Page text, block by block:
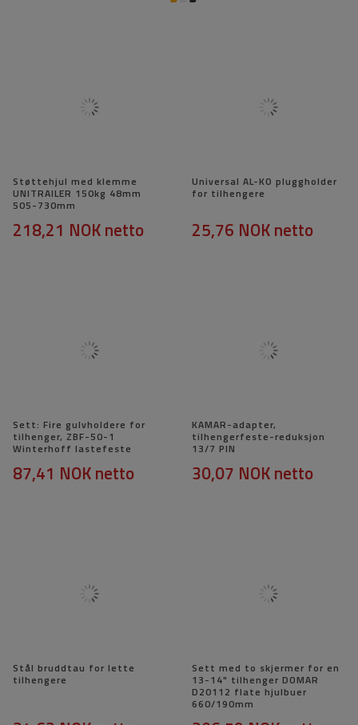
Støttehjul med klemme
UNITRAILER 150kg 48mm
505-730mm
218,21 NOKnetto
Universal AL-KO pluggholder
for tilhengere
25,76 NOKnetto
Sett: Fire gulvholdere for
tilhenger, ZBF-50-1
Winterhoff lastefeste
87,41 NOKnetto
KAMAR-adapter,
tilhengerfeste-reduksjon
13/7 PIN
30,07 NOKnetto
Stål bruddtau for lette
tilhengere
Sett med to skjermer for en
13-14" tilhenger DOMAR
D20112 flate hjulbuer
660/190mm